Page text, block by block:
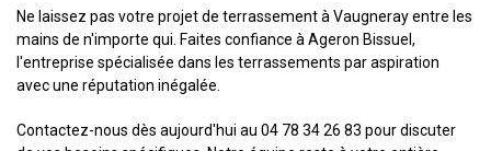
Ne laissez pas votre projet de terrassement à Vaugneray entre les
mains de n'importe qui. Faites confiance à Ageron Bissuel,
l'entreprise spécialisée dans les terrassements par aspiration
avec une réputation inégalée.
Contactez-nous dès aujourd'hui au 04 78 34 26 83 pour discuter